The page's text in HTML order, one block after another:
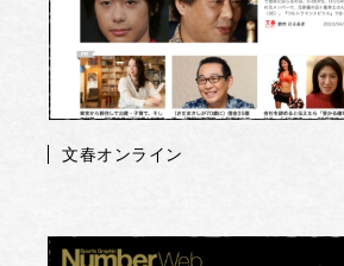
文春オンライン